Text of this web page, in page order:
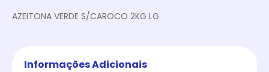
AZEITONA VERDE S/CAROCO 2KG LG
Informações Adicionais